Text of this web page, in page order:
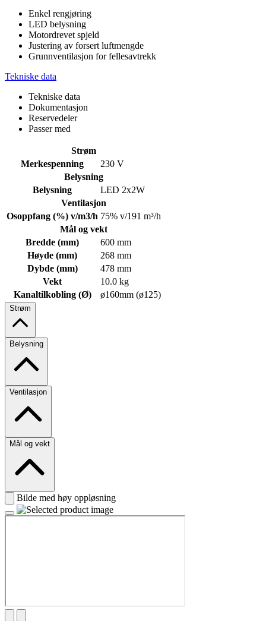
Enkel rengjøring
LED belysning
Motordrevet spjeld
Justering av forsert luftmengde
Grunnventilasjon for fellesavtrekk
Tekniske data
Tekniske data
Dokumentasjon
Reservedeler
Passer med
Strøm
Merkespenning
230 V
Belysning
Belysning
LED 2x2W
Ventilasjon
Osoppfang (%) v/m3/h 75% v/191 m³/h
Mål og vekt
Bredde (mm)
600 mm
Høyde (mm)
268 mm
Dybde (mm)
478 mm
Vekt
10.0 kg
Kanaltilkobling (Ø)
ø160mm (ø125)
Strøm
Belysning
Ventilasjon
Mål og vekt
Bilde med høy oppløsning